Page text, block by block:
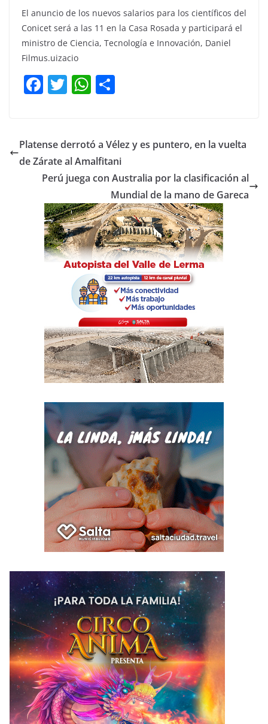
El anuncio de los nuevos salarios para los científicos del
Conicet será a las 11 en la Casa Rosada y participará el
ministro de Ciencia, Tecnología e Innovación, Daniel
Filmus.uizacio
F
e
b
o
o
k
T
er
W
s
A
p
p
p
ar
tir
Platense derrotó a Vélez y es puntero, en la vuelta
de Zárate al Amalfitani
Perú juega con Australia por la clasificación al
Mundial de la mano de Gareca